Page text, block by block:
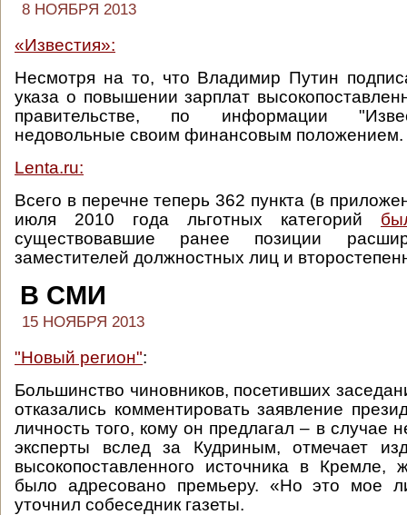
8 НОЯБРЯ 2013
«Известия»:
Несмотря на то, что Владимир Путин
указа о повышении зарплат
правительстве, по информации
недовольные своим финансовым положением.
Lenta.ru:
Всего в перечне теперь 362 пункта (в
июля 2010 года льготных категорий
существовавшие ранее позиции
заместителей должностных лиц и
В СМИ
15 НОЯБРЯ 2013
"Новый регион":
Большинство чиновников, посетивших
отказались комментировать заявление
личность того, кому он предлагал – в случае
эксперты вслед за Кудриным, отмечает
высокопоставленного источника в Кремле,
было адресовано премьеру. «Но это мое
уточнил собеседник газеты.